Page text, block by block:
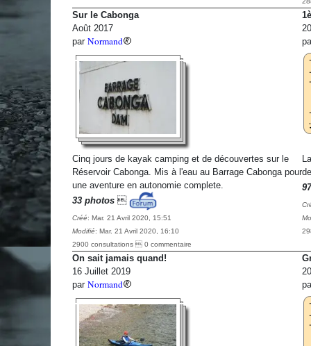
Sur le Cabonga
Août 2017
par Normand
Cinq jours de kayak camping et de découvertes sur le
Réservoir Cabonga. Mis à l'eau au Barrage Cabonga pour
une aventure en autonomie complete.
33 photos
Créé: Mar. 21 Avril 2020, 15:51
Modifié: Mar. 21 Avril 2020, 16:10
2900 consultations  0 commentaire
On sait jamais quand!
16 Juillet 2019
par Normand